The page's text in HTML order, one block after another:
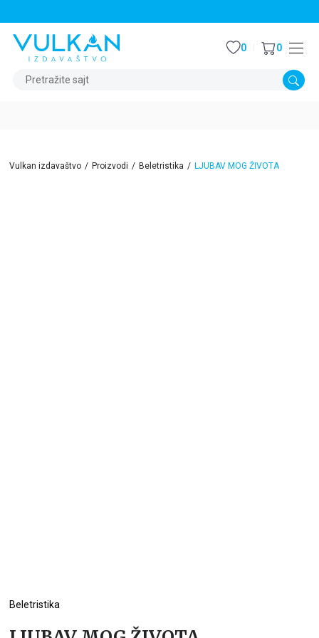
Pretražite sajt
0 0
Vulkan izdavaštvo Proizvodi Beletristika LJUBAV MOG ŽIVOTA
Beletristika